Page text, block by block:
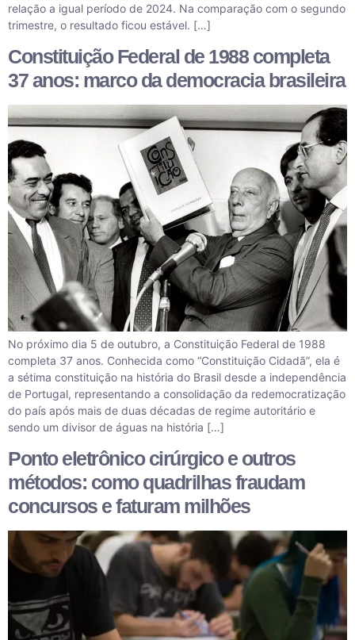
relação a igual período de 2024. Na comparação com o segundo
trimestre, o resultado ficou estável. […]
Constituição Federal de 1988 completa
37 anos: marco da democracia brasileira
No próximo dia 5 de outubro, a Constituição Federal de 1988
completa 37 anos. Conhecida como “Constituição Cidadã”, ela é
a sétima constituição na história do Brasil desde a independência
de Portugal, representando a consolidação da redemocratização
do país após mais de duas décadas de regime autoritário e
sendo um divisor de águas na história […]
Ponto eletrônico cirúrgico e outros
métodos: como quadrilhas fraudam
concursos e faturam milhões